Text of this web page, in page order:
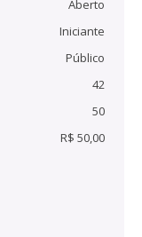
Aberto
Iniciante
Público
42
50
R$ 50,00